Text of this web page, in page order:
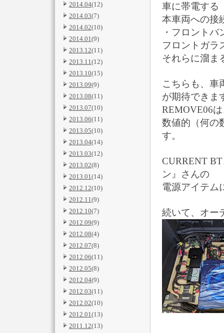
2014.04(12)
2014.03(7)
2014.02(10)
2014.01(9)
2013.12(11)
2013.11(12)
2013.10(15)
2013.09(9)
2013.08(11)
2013.07(10)
2013.06(11)
2013.05(10)
2013.04(14)
2013.03(12)
2013.02(8)
2013.01(14)
2012.12(10)
2012.11(9)
2012.10(7)
2012.09(9)
2012.08(4)
2012.07(8)
2012.06(11)
2012.05(8)
2012.04(9)
2012.03(11)
2012.02(10)
2012.01(13)
2011.12(13)
車に帯電する
本車両への接
・フロント
フロントガ
それらに溜ま
こちらも、車
が期待できま
REMOVE06
数値的（何の
す。
CURRENT
ン』さんの
電源アイテム
続いて、オー